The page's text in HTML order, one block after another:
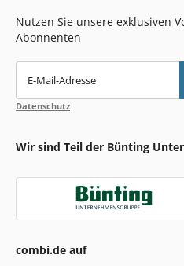
Nutzen Sie unsere exklusiven
Abonnenten
E-Mail-Adresse
Datenschutz
Wir sind Teil der Bünting
combi.de auf